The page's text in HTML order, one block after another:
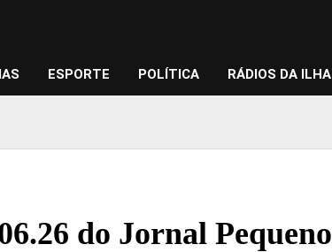
ESPORTE POLÍTICA RÁDIOS DA ILHA
do Jornal Pequeno